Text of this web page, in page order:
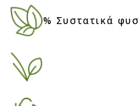
% Συστατικά